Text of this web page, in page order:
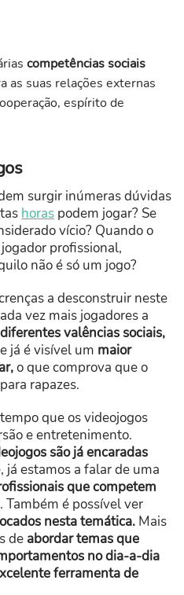
competências sociais
as suas relações externas
espírito de
surgir inúmeras dúvidas
horas podem jogar? Se
vício? Quando o
profissional,
não é só um jogo?
a desconstruir neste
vez mais jogadores a
valências sociais,
e já é visível um maior
o que comprova que o
rapazes.
que os videojogos
e entretenimento.
são já encaradas
já estamos a falar de uma
que competem
é possível ver
nesta temática. Mais
de abordar temas que
no dia-a-dia
ferramenta de